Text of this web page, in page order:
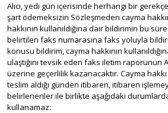
Alıcı, yedi gün içerisinde herhangi bir
şart ödemeksizin Sözleşmeden cayma
hakkının kullanıldığına dair bildirimin bu süre
belirtilen faks numarasına faks yoluyla
konusu bildirim, cayma hakkının
ulaştığını tevsik eden faks iletim raporunun
üzerine geçerlilik kazanacaktır. Cayma hakkı
teslim aldığı günden itibaren, itibaren
belirlenenler ile birlikte aşağıdaki
kullanamaz: